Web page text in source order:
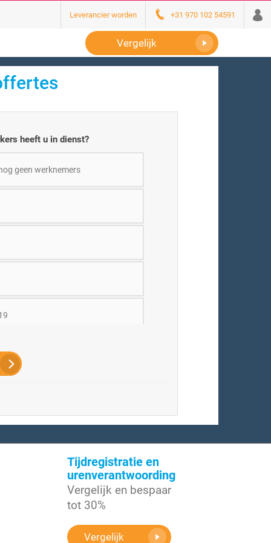
Leverancier worden +31 970 102 54591
Vergelijk
heeft u in dienst?
geen werknemers
Tijdregistratie en
urenverantwoording
Vergelijk en bespaar
tot 30%
Vergelijk